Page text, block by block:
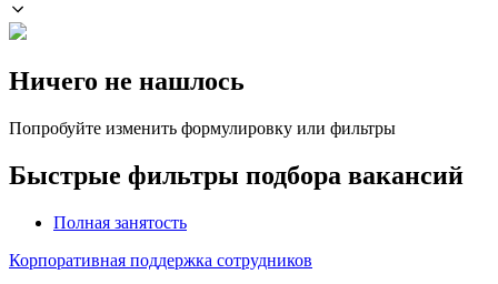
Ничего не нашлось
Попробуйте изменить формулировку или фильтры
Быстрые фильтры подбора вакансий
Полная занятость
Корпоративная поддержка сотрудников